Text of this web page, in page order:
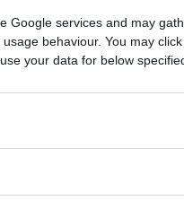
Google services and may
behaviour. You may
your data for below
Vill du bli
medlem?